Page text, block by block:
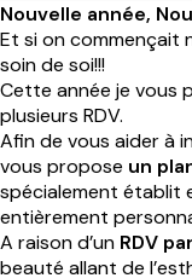
Nouvelle année,
Et si on commençait
soin de soi!!!
Cette année je vous
plusieurs RDV.
Afin de vous aider à
vous propose un
spécialement établit
entièrement
A raison d’un RDV
beauté allant de